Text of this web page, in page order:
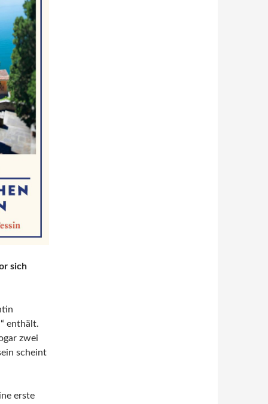
sich
enthält.
zwei
scheint
erste